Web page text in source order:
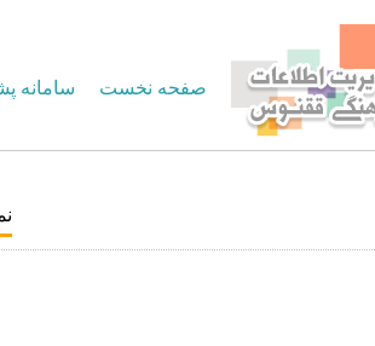
صفحه نخست سامانه